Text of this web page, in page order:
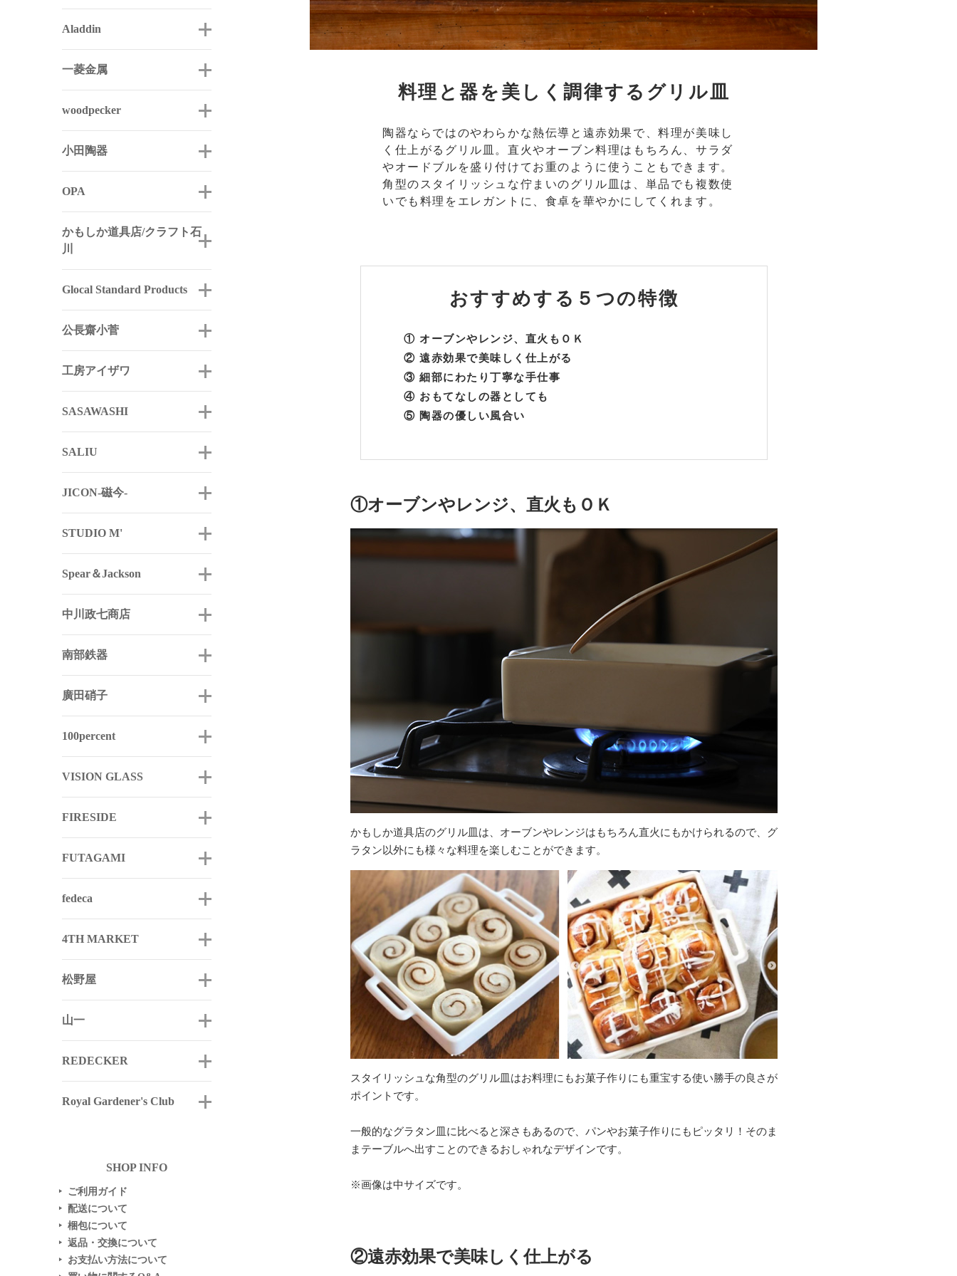
Aladdin
一菱金属
woodpecker
小田陶器
OPA
かもしか道具店/クラフト石
川
Glocal Standard Products
公長齋小菅
工房アイザワ
SASAWASHI
SALIU
JICON-磁今-
STUDIO M'
Spear＆Jackson
中川政七商店
南部鉄器
廣田硝子
100percent
VISION GLASS
FIRESIDE
FUTAGAMI
fedeca
4TH MARKET
松野屋
山一
REDECKER
Royal Gardener's Club
SHOP INFO
▶ ご利用ガイド
▶ 配送について
▶ 梱包について
▶ 返品・交換について
▶ お支払い方法について
料理と器を美しく調律するグリル皿
陶器ならではのやわらかな熱伝導と遠赤効果で、料理が美味し
く仕上がるグリル皿。直火やオーブン料理はもちろん、サラダ
やオードブルを盛り付けてお重のように使うこともできます。
角型のスタイリッシュな佇まいのグリル皿は、単品でも複数使
いでも料理をエレガントに、食卓を華やかにしてくれます。
おすすめする ５つの特徴
① オーブンやレンジ、直火もＯＫ
② 遠赤効果で美味しく仕上がる
③ 細部にわたり丁寧な手仕事
④ おもてなしの器としても
⑤ 陶器の優しい風合い
①オーブンやレンジ、直火もＯＫ
かもしか道具店のグリル皿は、オーブンやレンジはもちろん直火にもかけられるので、グ
ラタン以外にも様々な料理を楽しむことができます。
スタイリッシュな角型のグリル皿はお料理にもお菓子作りにも重宝する使い勝手の良さが
ポイントです。
一般的なグラタン皿に比べると深さもあるので、パンやお菓子作りにもピッタリ！そのま
まテーブルへ出すことのできるおしゃれなデザインです。
※画像は中サイズです。
②遠赤効果で美味しく仕上がる